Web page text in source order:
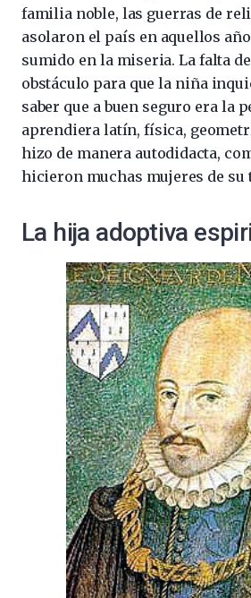
familia noble, las guerras de
asolaron el país en aquellos
sumido en la miseria. La falta
obstáculo para que la niña
saber que a buen seguro era la
aprendiera latín, física,
hizo de manera autodidacta,
hicieron muchas mujeres de su
La hija adoptiva